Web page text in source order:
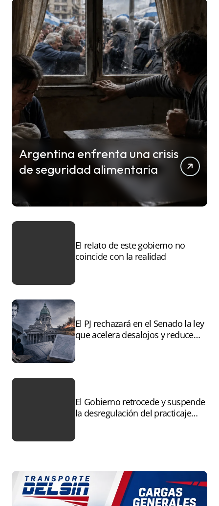
Argentina enfrenta una crisis
de seguridad alimentaria
El relato de este gobierno no
coincide con la realidad
El PJ rechazará en el Senado la ley
que acelera desalojos y reduce
El Gobierno retrocede y suspende
la desregulación del practicaje